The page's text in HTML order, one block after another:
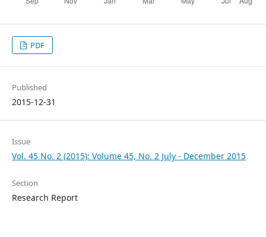
PDF
Published
2015-12-31
Issue
Vol. 45 No. 2 (2015): Volume 45, No. 2 July - December 2015
Section
Research Report